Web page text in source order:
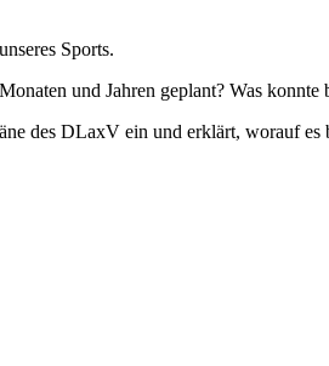
Sports.
und Jahren geplant? Was konnte
des DLaxV ein und erklärt, worauf es